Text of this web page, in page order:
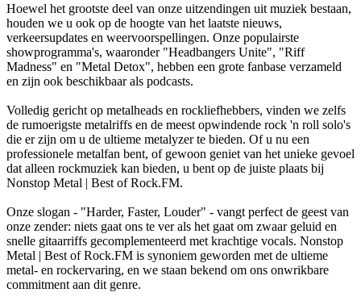
Hoewel het grootste deel van onze uitzendingen uit muziek bestaan,
houden we u ook op de hoogte van het laatste nieuws,
verkeersupdates en weervoorspellingen. Onze populairste
showprogramma's, waaronder "Headbangers Unite", "Riff
Madness" en "Metal Detox", hebben een grote fanbase verzameld
en zijn ook beschikbaar als podcasts.
Volledig gericht op metalheads en rockliefhebbers, vinden we zelfs
de rumoerigste metalriffs en de meest opwindende rock 'n roll solo's
die er zijn om u de ultieme metalyzer te bieden. Of u nu een
professionele metalfan bent, of gewoon geniet van het unieke gevoel
dat alleen rockmuziek kan bieden, u bent op de juiste plaats bij
Nonstop Metal | Best of Rock.FM.
Onze slogan - "Harder, Faster, Louder" - vangt perfect de geest van
onze zender: niets gaat ons te ver als het gaat om zwaar geluid en
snelle gitaarriffs gecomplementeerd met krachtige vocals. Nonstop
Metal | Best of Rock.FM is synoniem geworden met de ultieme
metal- en rockervaring, en we staan bekend om ons onwrikbare
commitment aan dit genre.